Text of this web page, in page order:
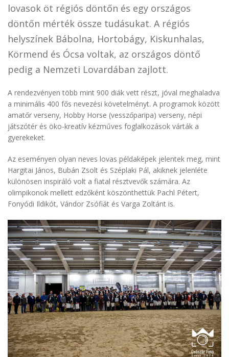
lovasok öt régiós döntőn és egy országos
döntőn mérték össze tudásukat. A régiós
helyszínek Bábolna, Hortobágy, Kiskunhalas,
Körmend és Ócsa voltak, az országos döntő
pedig a Nemzeti Lovardában zajlott.
A rendezvényen több mint 900 diák vett részt, jóval meghaladva
a minimális 400 fős nevezési követelményt. A programok között
amatőr verseny, Hobby Horse (vesszőparipa) verseny, népi
játszótér és öko-kreatív kézműves foglalkozások várták a
gyerekeket.
Az eseményen olyan neves lovas példaképek jelentek meg, mint
Hargitai János, Bubán Zsolt és Széplaki Pál, akiknek jelenléte
különösen inspiráló volt a fiatal résztvevők számára. Az
olimpikonok mellett edzőként köszönthettük Pachl Pétert,
Fonyódi Ildikót, Vándor Zsófiát és Varga Zoltánt is.